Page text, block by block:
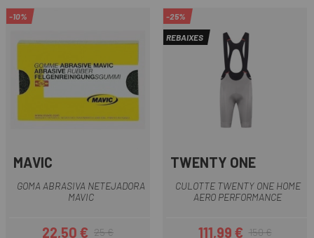
-10%
MAVIC
GOMA ABRASIVA NETEJADORA
MAVIC
22,50 € 25 €
-25%
REBAIXES
TWENTY ONE
CULOTTE TWENTY ONE HOME
AERO PERFORMANCE
111,99 € 150 €